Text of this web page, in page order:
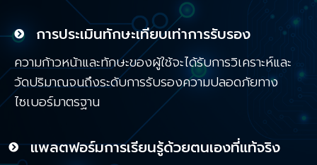
การประเมินทักษะเทียบเท่าการรับรอง
ความก้าวหน้าและทักษะของผู้ใช้จะได้รับการวิเคราะห์และ
วัดปริมาณจนถึงระดับการรับรองความปลอดภัยทาง
ไซเบอร์มาตรฐาน
แพลตฟอร์มการเรียนรู้ด้วยตนเองที่แท้จริง